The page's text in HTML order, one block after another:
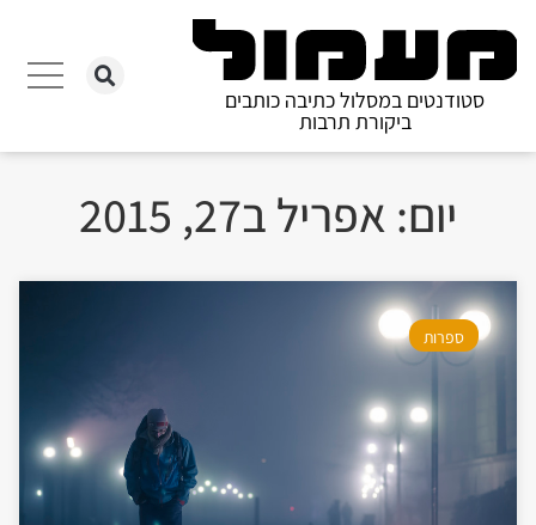
סטודנטים במסלול כתיבה כותבים
ביקורת תרבות
יום: אפריל ב27, 2015
ספרות